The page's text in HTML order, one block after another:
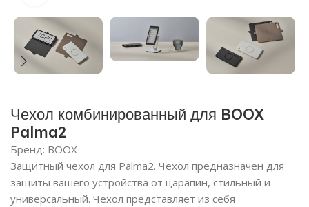
Чехол комбинированный для BOOX
Palma2
Бренд: BOOX
Защитный чехол для Palma2. Чехол предназначен для
защиты вашего устройства от царапин, стильный и
универсальный. Чехол представляет из себя